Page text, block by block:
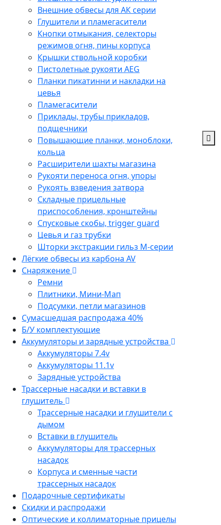
Внешние обвесы для АК серии
Глушители и пламегасители
Кнопки отмыкания, селекторы
режимов огня, пины корпуса
Крышки ствольной коробки
Пистолетные рукояти AEG
Планки пикатинни и накладки на
цевья
Пламегасители
Приклады, трубы прикладов,
подщечники
Повышающие планки, моноблоки,
кольца
Расширители шахты магазина
Рукояти переноса огня, упоры
Рукоять взведения затвора
Складные прицельные
приспособления, кронштейны
Спусковые скобы, trigger guard
Цевья и газ трубки
Шторки экстракции гильз М-серии
Лёгкие обвесы из карбона AV
Снаряжение
Ремни
Плитники, Мини-Мап
Подсумки, петли магазинов
Сумасшедшая распродажа 40%
Б/У комплектующие
Аккумуляторы и зарядные устройства
Аккумуляторы 7.4v
Аккумуляторы 11.1v
Зарядные устройства
Трассерные насадки и вставки в
глушитель
Трассерные насадки и глушители с
дымом
Вставки в глушитель
Аккумуляторы для трассерных
насадок
Корпуса и сменные части
трассерных насадок
Подарочные сертификаты
Скидки и распродажи
Оптические и коллиматорные прицелы